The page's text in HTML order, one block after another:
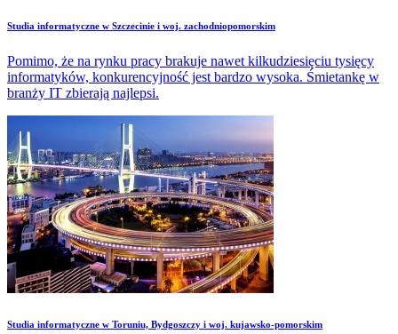
Studia informatyczne w Szczecinie i woj. zachodniopomorskim
Pomimo, że na rynku pracy brakuje nawet kilkudziesięciu tysięcy
informatyków, konkurencyjność jest bardzo wysoka. Śmietankę w
branży IT zbierają najlepsi.
Studia informatyczne w Toruniu, Bydgoszczy i woj. kujawsko-pomorskim